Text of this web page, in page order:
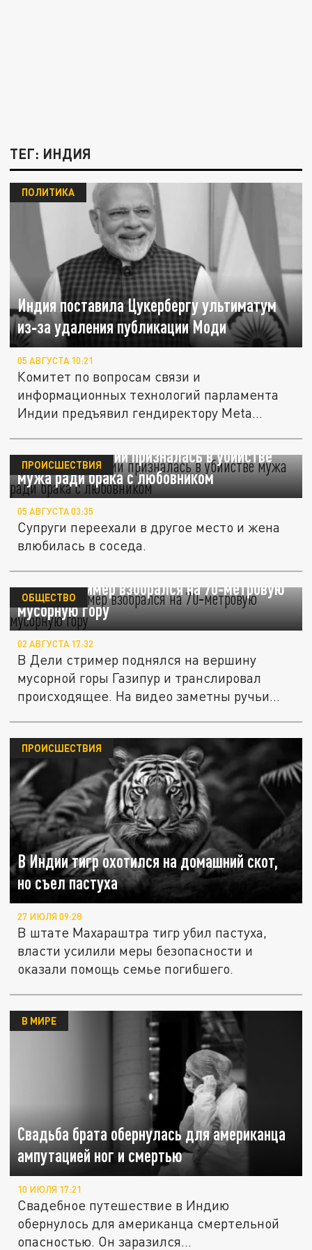
ТЕГ: ИНДИЯ
Индия поставила Цукербергу ультиматум
из‑за удаления публикации Моди
ПОЛИТИКА
05 АВГУСТА 10:21
Комитет по вопросам связи и
информационных технологий парламента
Индии предъявил гендиректору Meta
Женщина в Индии призналась в убийстве
мужа ради брака с любовником
ПРОИСШЕСТВИЯ
05 АВГУСТА 03:35
Супруги переехали в другое место и жена
влюбилась в соседа.
В Дели стример взобрался на 70‑метровую
мусорную гору
ОБЩЕСТВО
02 АВГУСТА 17:32
В Дели стример поднялся на вершину
мусорной горы Газипур и транслировал
происходящее. На видео заметны ручьи...
В Индии тигр охотился на домашний скот,
но съел пастуха
ПРОИСШЕСТВИЯ
27 ИЮЛЯ 09:28
В штате Махараштра тигр убил пастуха,
власти усилили меры безопасности и
оказали помощь семье погибшего.
Свадьба брата обернулась для американца
ампутацией ног и смертью
В МИРЕ
10 ИЮЛЯ 17:21
Свадебное путешествие в Индию
обернулось для американца смертельной
опасностью. Он заразился